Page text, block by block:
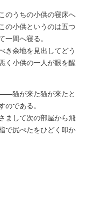
のうちの小供の寝床へ
の小供というのは五つ
一間へ寝る。
き余地を見出してどう
く小供の一人が眼を醒
猫が来た猫が来たと
のである。
まして次の部屋から飛
で尻ぺたをひどく叩か